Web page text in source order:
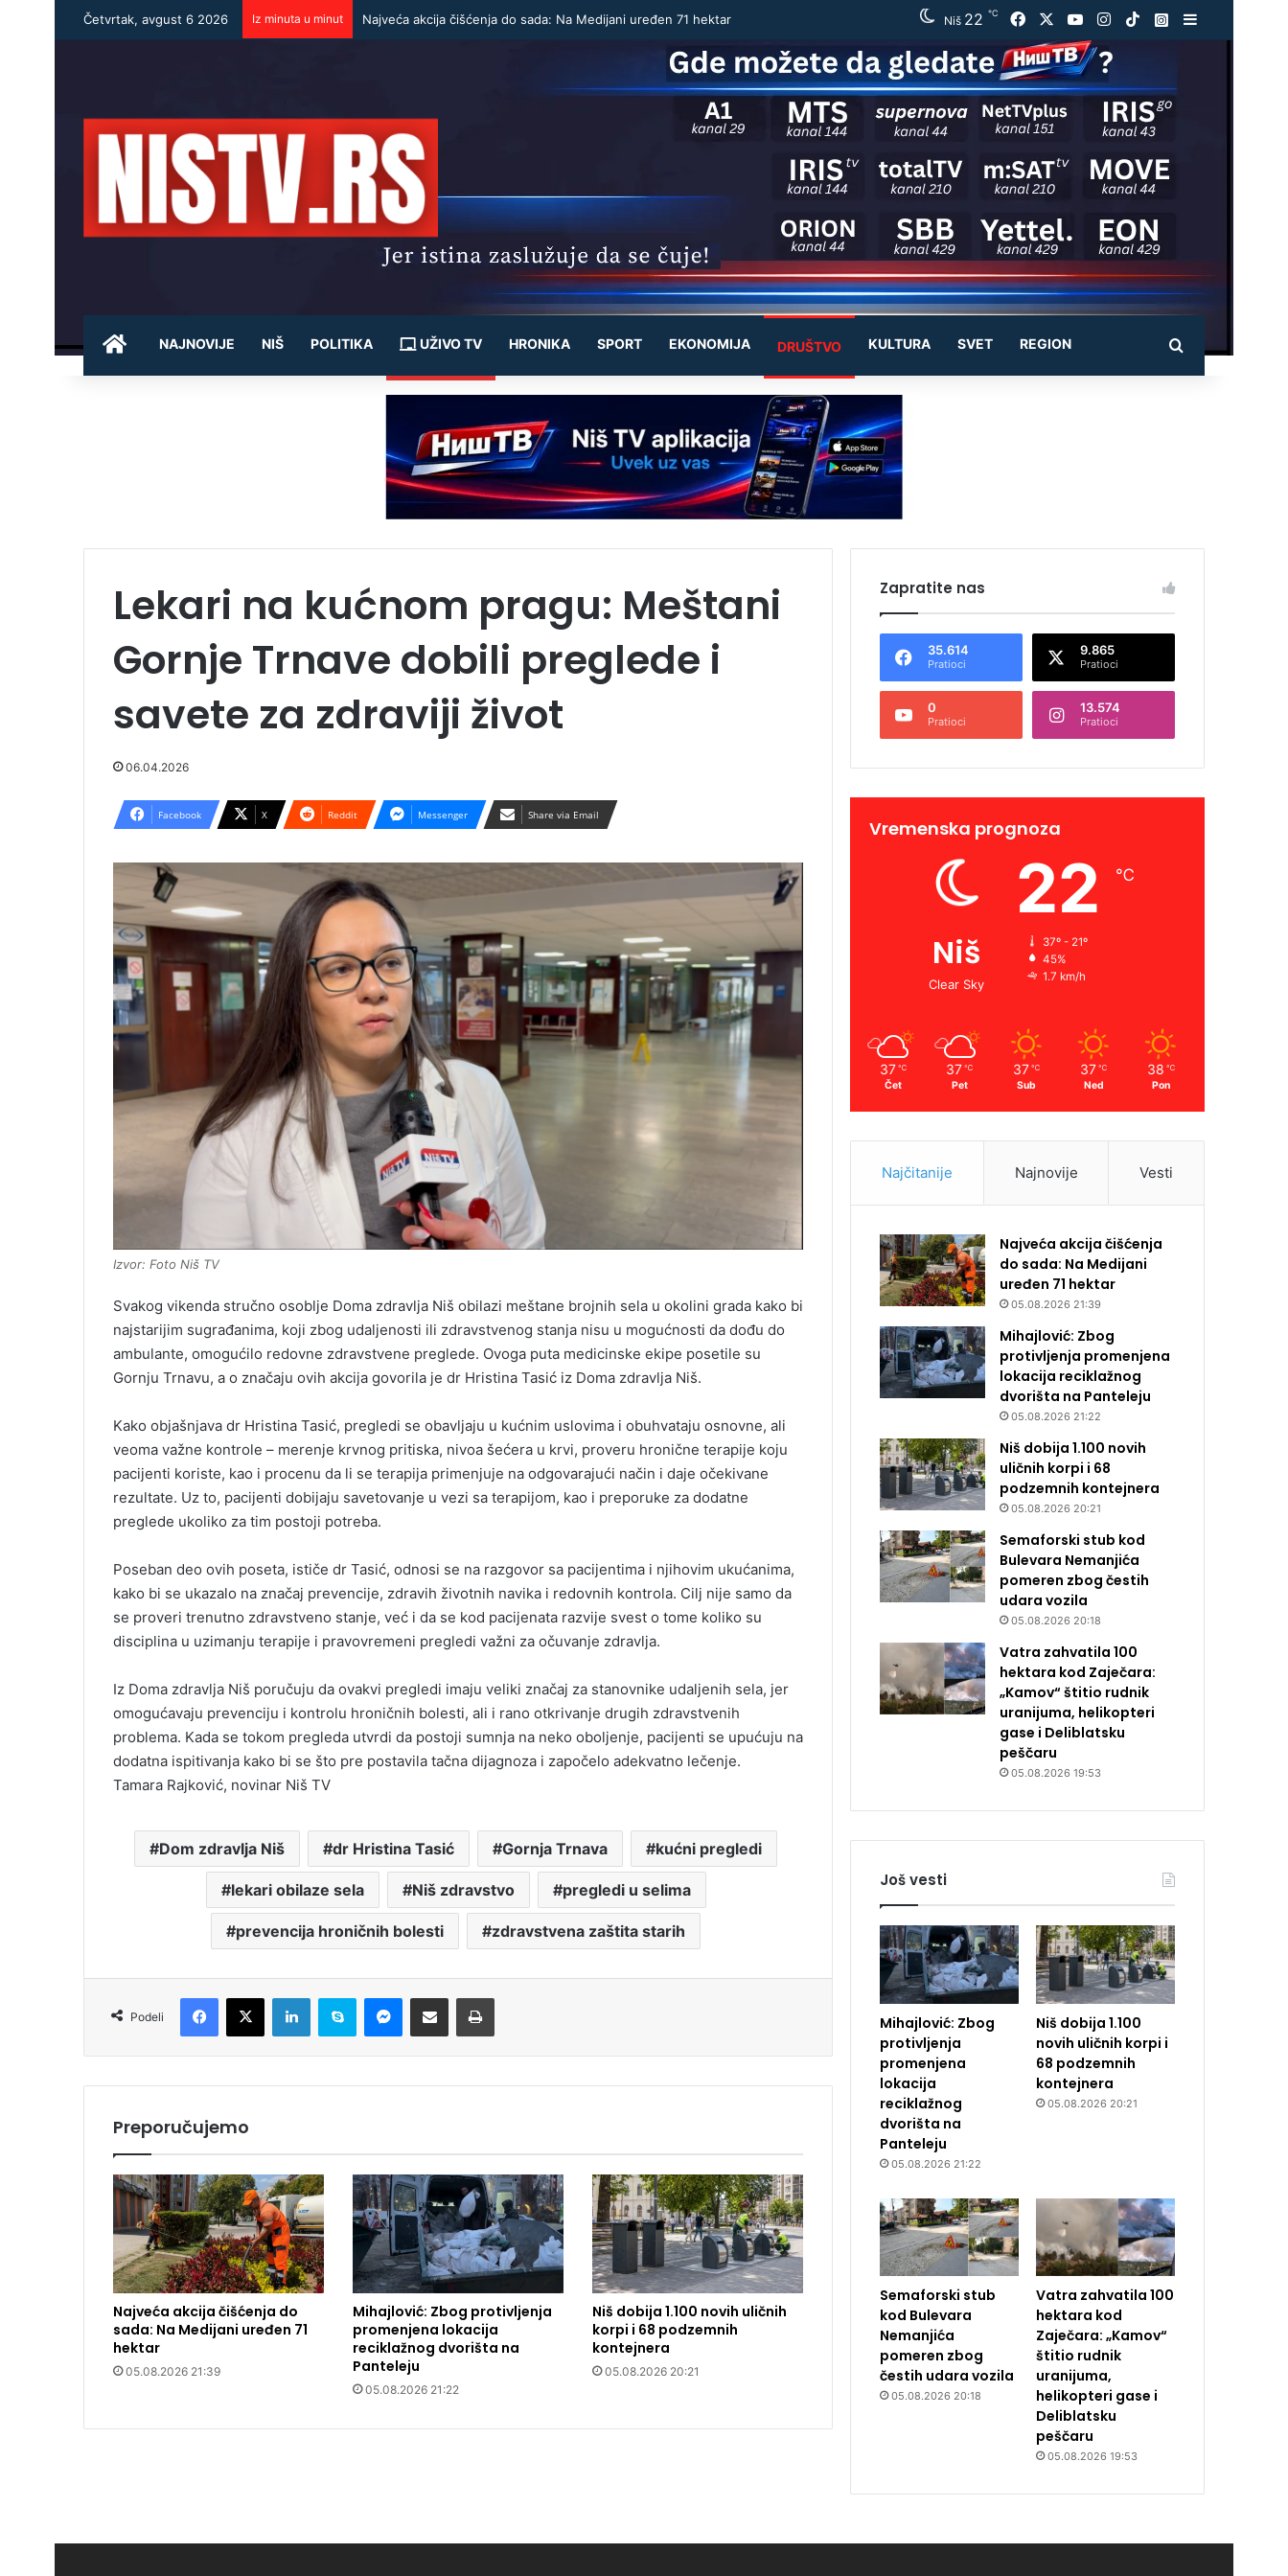
Četvrtak, avgust 6 2026 Iz minuta u minut Najveća akcija čišćenja do sada: Na Medijani uređen 71 hektar Niš 22 ℃ Facebook YouTubeInstagram
TikTokInstagram
POČETNA
NAJNOVIJE NIŠ POLITIKA UŽIVO TV HRONIKA SPORT EKONOMIJA DRUŠTVO KULTURA SVET REGION Pretraži
Lekari na kućnom pragu: Meštani
Gornje Trnave dobili preglede i
savete za zdraviji život
06.04.2026
Facebook X Reddit Messenger Share via Email
Izvor: Foto Niš TV
Svakog vikenda stručno osoblje Doma zdravlja Niš obilazi meštane brojnih sela u okolini grada kako bi
najstarijim sugrađanima, koji zbog udaljenosti ili zdravstvenog stanja nisu u mogućnosti da dođu do
ambulante, omogućilo redovne zdravstvene preglede. Ovoga puta medicinske ekipe posetile su
Gornju Trnavu, a o značaju ovih akcija govorila je dr Hristina Tasić iz Doma zdravlja Niš.
Kako objašnjava dr Hristina Tasić, pregledi se obavljaju u kućnim uslovima i obuhvataju osnovne, ali
veoma važne kontrole – merenje krvnog pritiska, nivoa šećera u krvi, proveru hronične terapije koju
pacijenti koriste, kao i procenu da li se terapija primenjuje na odgovarajući način i daje očekivane
rezultate. Uz to, pacijenti dobijaju savetovanje u vezi sa terapijom, kao i preporuke za dodatne
preglede ukoliko za tim postoji potreba.
Poseban deo ovih poseta, ističe dr Tasić, odnosi se na razgovor sa pacijentima i njihovim ukućanima,
kako bi se ukazalo na značaj prevencije, zdravih životnih navika i redovnih kontrola. Cilj nije samo da
se proveri trenutno zdravstveno stanje, već i da se kod pacijenata razvije svest o tome koliko su
disciplina u uzimanju terapije i pravovremeni pregledi važni za očuvanje zdravlja.
Iz Doma zdravlja Niš poručuju da ovakvi pregledi imaju veliki značaj za stanovnike udaljenih sela, jer
omogućavaju prevenciju i kontrolu hroničnih bolesti, ali i rano otkrivanje drugih zdravstvenih
problema. Kada se tokom pregleda utvrdi da postoji sumnja na neko oboljenje, pacijenti se upućuju na
dodatna ispitivanja kako bi se što pre postavila tačna dijagnoza i započelo adekvatno lečenje.
Tamara Rajković, novinar Niš TV
Dom zdravlja Niš dr Hristina Tasić Gornja Trnava kućni pregledi
lekari obilaze sela Niš zdravstvo pregledi u selima
prevencija hroničnih bolesti zdravstvena zaštita starih
Podeli
Preporučujemo
Najveća akcija čišćenja do
sada: Na Medijani uređen 71
hektar
05.08.2026 21:39
Mihajlović: Zbog protivljenja
promenjena lokacija
reciklažnog dvorišta na
Panteleju
05.08.2026 21:22
Niš dobija 1.100 novih uličnih
korpi i 68 podzemnih
kontejnera
05.08.2026 20:21
Zapratite nas
35.614
Pratioci
9.865
Pratioci
0
Pratioci
13.574
Pratioci
Vremenska prognoza
Niš
Clear Sky
22 ℃
37º - 21º
45%
1.7 km/h
37 ℃
Čet
37 ℃
Pet
37 ℃
Sub
37 ℃
Ned
38 ℃
Pon
Najčitanije Najnovije Vesti
Najveća akcija čišćenja
do sada: Na Medijani
uređen 71 hektar
05.08.2026 21:39
Mihajlović: Zbog
protivljenja promenjena
lokacija reciklažnog
dvorišta na Panteleju
05.08.2026 21:22
Niš dobija 1.100 novih
uličnih korpi i 68
podzemnih kontejnera
05.08.2026 20:21
Semaforski stub kod
Bulevara Nemanjića
pomeren zbog čestih
udara vozila
05.08.2026 20:18
Vatra zahvatila 100
hektara kod Zaječara:
„Kamov“ štitio rudnik
uranijuma, helikopteri
gase i Deliblatsku
peščaru
05.08.2026 19:53
Još vesti
Mihajlović: Zbog
protivljenja
promenjena
lokacija
reciklažnog
dvorišta na
Panteleju
05.08.2026 21:22
Niš dobija 1.100
novih uličnih korpi i
68 podzemnih
kontejnera
05.08.2026 20:21
Semaforski stub
kod Bulevara
Nemanjića
pomeren zbog
čestih udara vozila
05.08.2026 20:18
Vatra zahvatila 100
hektara kod
Zaječara: „Kamov“
štitio rudnik
uranijuma,
helikopteri gase i
Deliblatsku
peščaru
05.08.2026 19:53